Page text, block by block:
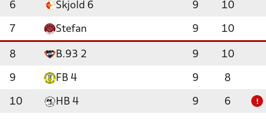
6 Skjold 6 9 10
7 Stefan 9 10
8 B.93 2 9 10
9 FB 4 9 8
10 HB 4 9 6 !